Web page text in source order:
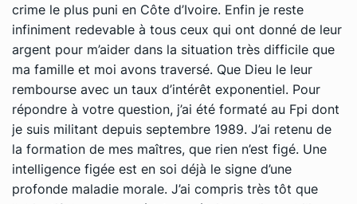
crime le plus puni en Côte d’Ivoire. Enfin je reste
infiniment redevable à tous ceux qui ont donné de leur
argent pour m’aider dans la situation très difficile que
ma famille et moi avons traversé. Que Dieu le leur
rembourse avec un taux d’intérêt exponentiel. Pour
répondre à votre question, j’ai été formaté au Fpi dont
je suis militant depuis septembre 1989. J’ai retenu de
la formation de mes maîtres, que rien n’est figé. Une
intelligence figée est en soi déjà le signe d’une
profonde maladie morale. J’ai compris très tôt que